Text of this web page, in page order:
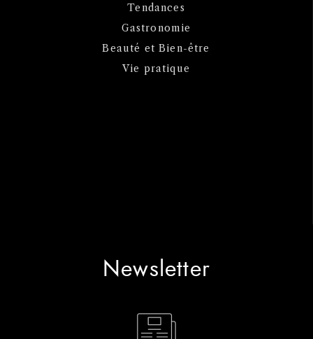
Tendances
Gastronomie
Beauté et Bien-être
Vie pratique
Newsletter